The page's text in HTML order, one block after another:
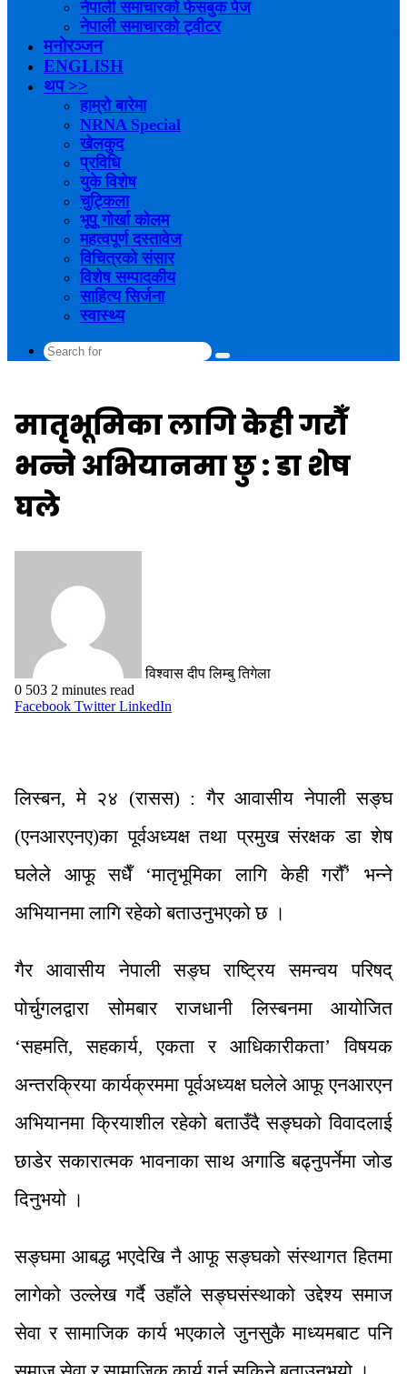
नेपाली समाचारको फेसबुक पेज
नेपाली समाचारको ट्वीटर
मनोरञ्जन
ENGLISH
थप >>
हाम्रो बारेमा
NRNA Special
खेलकुद
प्रविधि
युके विशेष
चुट्किला
भूपू गोर्खा कोलम
महत्वपूर्ण दस्तावेज
विचित्रको संसार
विशेष सम्पादकीय
साहित्य सिर्जना
स्वास्थ्य
Search
मातृभूमिका लागि केही गरौँ
भन्ने अभियानमा छु : डा शेष
घले
विश्वास दीप लिम्बु तिगेला
0 503 2 minutes read
Facebook Twitter LinkedIn
लिस्बन, मे २४ (रासस) : गैर आवासीय नेपाली सङ्घ
(एनआरएनए)का पूर्वअध्यक्ष तथा प्रमुख संरक्षक डा शेष
घलेले आफू सधैँ ‘मातृभूमिका लागि केही गरौँ’ भन्ने
अभियानमा लागि रहेको बताउनुभएको छ ।
गैर आवासीय नेपाली सङ्घ राष्ट्रिय समन्वय परिषद्
पोर्चुगलद्वारा सोमबार राजधानी लिस्बनमा आयोजित
‘सहमति, सहकार्य, एकता र आधिकारीकता’ विषयक
अन्तरक्रिया कार्यक्रममा पूर्वअध्यक्ष घलेले आफू एनआरएन
अभियानमा क्रियाशील रहेको बताउँदै सङ्घको विवादलाई
छाडेर सकारात्मक भावनाका साथ अगाडि बढ्नुपर्नेमा जोड
दिनुभयो ।
सङ्घमा आबद्ध भएदेखि नै आफू सङ्घको संस्थागत हितमा
लागेको उल्लेख गर्दै उहाँले सङ्घसंस्थाको उद्देश्य समाज
सेवा र सामाजिक कार्य भएकाले जुनसुकै माध्यमबाट पनि